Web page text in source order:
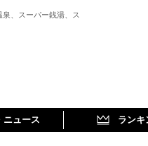
、スーパー銭湯、ス
ニュース ランキ